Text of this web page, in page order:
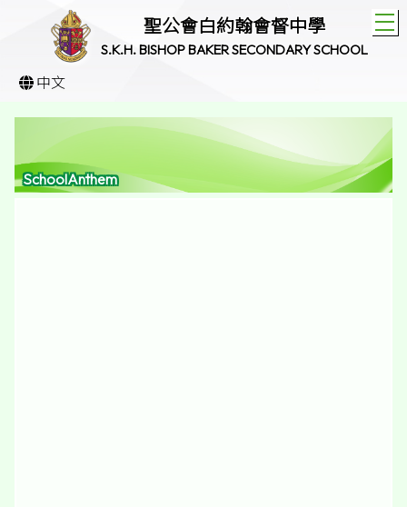
聖公會白約翰會督中學
S.K.H. BISHOP BAKER SECONDARY SCHOOL
中文
SchoolAnthem